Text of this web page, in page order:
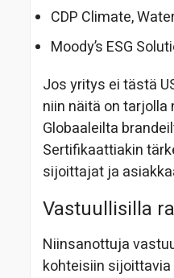
CDP Climate,
Moody’s ESG
Jos yritys ei tästä
niin näitä on
Globaaleilta
Sertifikaattiakin
sijoittajat ja
Vastuullisilla
Niinsanottuja
kohteisiin